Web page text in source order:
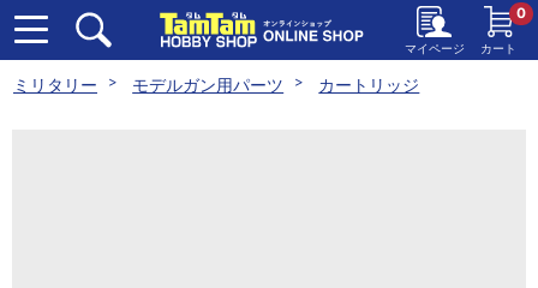
マイページ カート
0
ミリタリー モデルガン用パーツ カートリッジ